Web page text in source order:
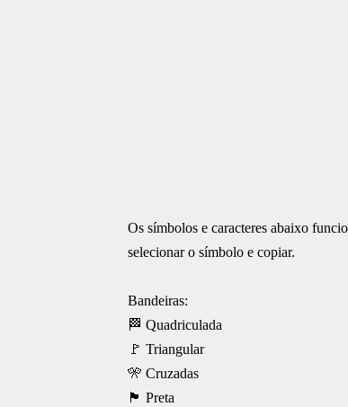
Os símbolos e caracteres abaixo
selecionar o símbolo e copiar.
Bandeiras:
🏁 Quadriculada
🚩 Triangular
🎌 Cruzadas
🏴 Preta